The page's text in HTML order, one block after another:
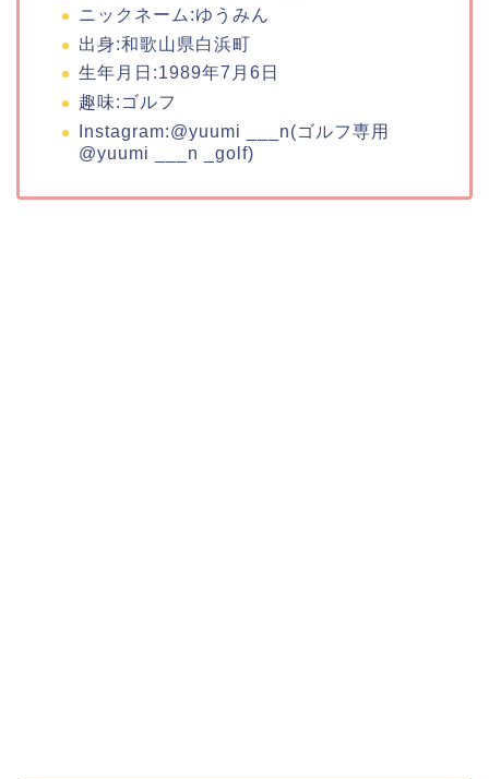
ニックネーム:ゆうみん
出身:和歌山県白浜町
生年月日:1989年7月6日
趣味:ゴルフ
Instagram:@yuumi ___n(ゴルフ専用
@yuumi ___n _golf)